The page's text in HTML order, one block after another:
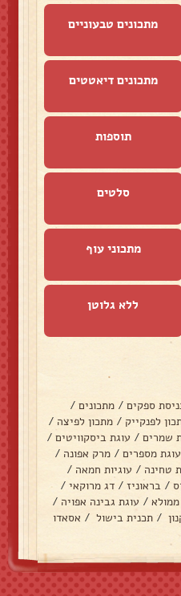
מתכונים טבעוניים
מתכונים דיאטטים
תוספות
סלטים
מתכוני עוף
ללא גלוטן
ספקים / מתכונים /
לפנקייק / מתכון לפיצה /
שמרים / עוגת ביסקוויטים /
עוגת מספרים / מרק אפונה /
טחינה / עוגיות חמאה /
/ בראוניז / דג מרוקאי /
/ עוגת גבינה אפויה /
/ תכנית בישול / אסאדו